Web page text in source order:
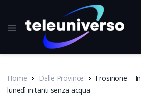
Home Dalle Province
Frosinone –
lunedì in tanti senza acqua